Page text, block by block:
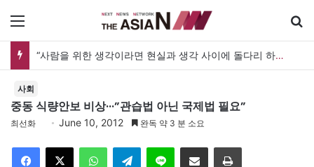
“사람을 위한 생각이라면 현실과 생각 사이에 돌다리 하나는 놓아야 하지 않을까”
사회
중동 식량안보 비상···”관습법 아닌 국제법 필요”
최선화 June 10, 2012 완독 약 3 분 소요
Telegram 이메일